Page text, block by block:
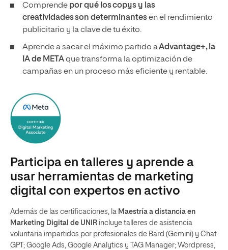
Comprende por qué los copys y las
creatividades son determinantesen el rendimiento
publicitario y la clave de tu éxito.
Aprende a sacar el máximo partido aAdvantage+, la
IA de METAque transforma la optimización de
campañas en un proceso más eficiente y rentable.
Participa en talleres y aprende a
usar herramientas de marketing
digital con expertos en activo
Además de las certificaciones, la Maestría a distancia en
Marketing Digital de UNIR incluye talleres de asistencia
voluntaria impartidos por profesionales de Bard (Gemini) y Chat
GPT; Google Ads, Google Analytics y TAG Manager; Wordpress,